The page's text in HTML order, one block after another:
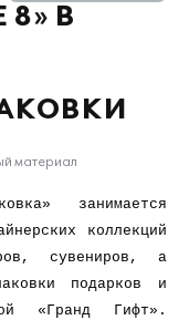
В
материал
занимается
коллекций
сувениров, а
подарков и
«Гранд Гифт».